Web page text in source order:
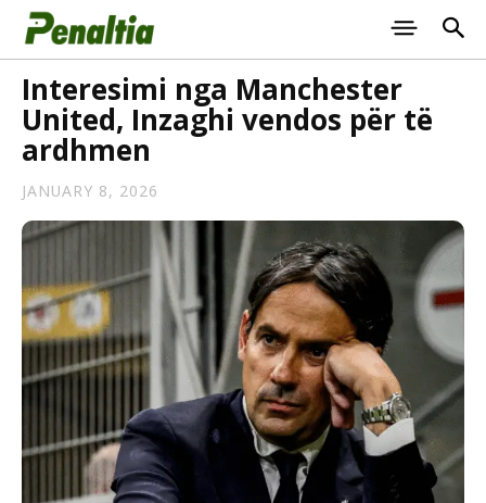
Interesimi nga Manchester
United, Inzaghi vendos për të
ardhmen
JANUARY 8, 2026